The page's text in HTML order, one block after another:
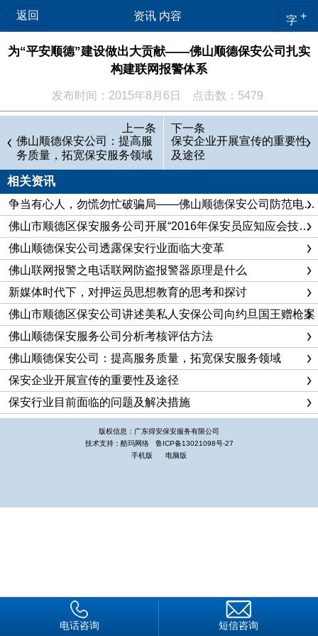
返回 资讯 内容 字 +
为“平安顺德”建设做出大贡献——佛山顺德保安公司扎实
构建联网报警体系
发布时间：2015年8月6日 点击数：5479
佛山顺德保安公司近年来按照公安部“大力推进保安工作产
业化发展”的总体要求，确立了保安工作向市场要效益、向科技
要效力的发展理念，着力实现保安服务向社会化、专业化、市
场化推进。通过不断努力，建立了“市场化运作、产业化发展、
一条龙服务”的保安技术防范体系，并在全市实现了技防网络
化，现入网客户1000余家，涉及全 市40000余重点要害部位，
逐步成为维护惠州市社会治安秩序、构建“平安顺德”的一支高科
技的安全防范主力军。
全市统一的运营模式
技防区域报警系统是通过市场化运作，为社会提供有偿服务
的安全防范系统之一。按照“全市统一建网、各区联网办站”的工
作思路，总公司建立了全市统一的集网络运营管理、警情接处警
分析、人防巡逻制度、技防售后服务等功能于一体的综合性区域
报警系统。
主要运营模式是由公司建立报警监控中心，在全市发展技防
用户，并根据用户的不同需要免费为其安装不同功能的探测器，
按月份取技防服务费。通过电话线实现监控中心与技防客户的联
凸现报警系统的人大优势
防控覆盖面的作用。
一是市场化的“运作优势”。通过商业运作手段，投资组建全
上一条
佛山顺德保安公司：提高服
务质量，拓宽保安服务领域
下一条
保安企业开展宣传的重要性
及途径
相关资讯
争当有心人，勿慌勿忙破骗局——佛山顺德保安公司防范电信诈骗成绩显著
佛山市顺德区保安服务公司开展“2016年保安员应知应会技能竞赛”
佛山顺德保安公司透露保安行业面临大变革
佛山联网报警之电话联网防盗报警器原理是什么
新媒体时代下，对押运员思想教育的思考和探讨
佛山市顺德区保安公司讲述美私人安保公司向约旦国王赠枪案
佛山顺德保安服务公司分析考核评估方法
佛山顺德保安公司：提高服务质量，拓宽保安服务领域
保安企业开展宣传的重要性及途径
保安行业目前面临的问题及解决措施
版权信息：广东得安保安服务有限公司
技术支持：酷玛网络 鲁ICP备13021098号-27
手机版
电脑版
电话咨询 短信咨询